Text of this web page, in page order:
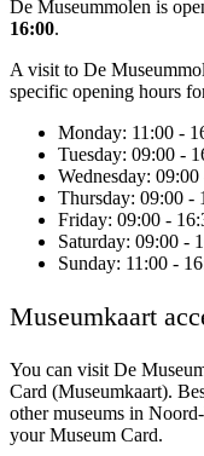
De Museummolen is
16:00.
A visit to De
specific opening hours
Monday: 11:00 -
Tuesday: 09:00 -
Wednesday:
Thursday: 09:00 -
Friday: 09:00 -
Saturday: 09:00 -
Sunday: 11:00 -
Museumkaart
You can visit De
Card (Museumkaart).
other museums in
your Museum Card.